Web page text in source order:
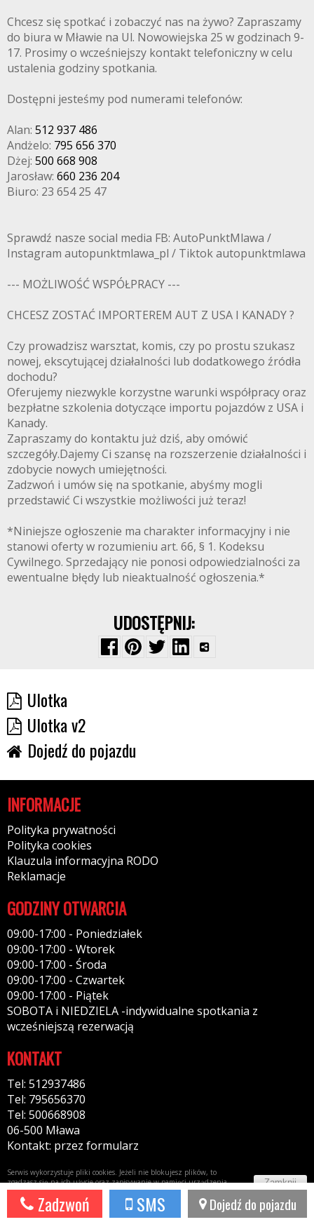
Zadzwoń SMS Dojedź do pojazdu
Chcesz się spotkać i zobaczyć nas na żywo? Zapraszamy
do biura w Mławie na Ul. Nowowiejska 25 w godzinach 9-
17. Prosimy o wcześniejszy kontakt telefoniczny w celu
ustalenia godziny spotkania.
Dostępni jesteśmy pod numerami telefonów:
Alan: 512 937 486
Andżelo: 795 656 370
Dżej: 500 668 908
Jarosław: 660 236 204
Biuro: 23 654 25 47
Sprawdź nasze social media FB: AutoPunktMlawa /
Instagram autopunktmlawa_pl / Tiktok autopunktmlawa
--- MOŻLIWOŚĆ WSPÓŁPRACY ---
CHCESZ ZOSTAĆ IMPORTEREM AUT Z USA I KANADY ?
Czy prowadzisz warsztat, komis, czy po prostu szukasz
nowej, ekscytującej działalności lub dodatkowego źródła
dochodu?
Oferujemy niezwykle korzystne warunki współpracy oraz
bezpłatne szkolenia dotyczące importu pojazdów z USA i
Kanady.
Zapraszamy do kontaktu już dziś, aby omówić
szczegóły.Dajemy Ci szansę na rozszerzenie działalności i
zdobycie nowych umiejętności.
Zadzwoń i umów się na spotkanie, abyśmy mogli
przedstawić Ci wszystkie możliwości już teraz!
*Niniejsze ogłoszenie ma charakter informacyjny i nie
stanowi oferty w rozumieniu art. 66, § 1. Kodeksu
Cywilnego. Sprzedający nie ponosi odpowiedzialności za
ewentualne błędy lub nieaktualność ogłoszenia.*
UDOSTĘPNIJ:
Ulotka
Ulotka v2
Dojedź do pojazdu
INFORMACJE
Polityka prywatności
Polityka cookies
Klauzula informacyjna RODO
Reklamacje
GODZINY OTWARCIA
09:00-17:00 - Poniedziałek
09:00-17:00 - Wtorek
09:00-17:00 - Środa
09:00-17:00 - Czwartek
09:00-17:00 - Piątek
SOBOTA i NIEDZIELA -indywidualne spotkania z
wcześniejszą rezerwacją
KONTAKT
Tel: 512937486
Tel: 795656370
Tel: 500668908
06-500 Mława
Kontakt: przez formularz
Serwis wykorzystuje pliki cookies. Jeżeli nie blokujesz plików, to
zgadzasz się na ich użycie oraz zapisywanie w pamięci urządzenia.
Więcej informacji wpolityce prywatności
Zamknij
Potrzebujesz taki portal? Napisz do nas! 44fox.com